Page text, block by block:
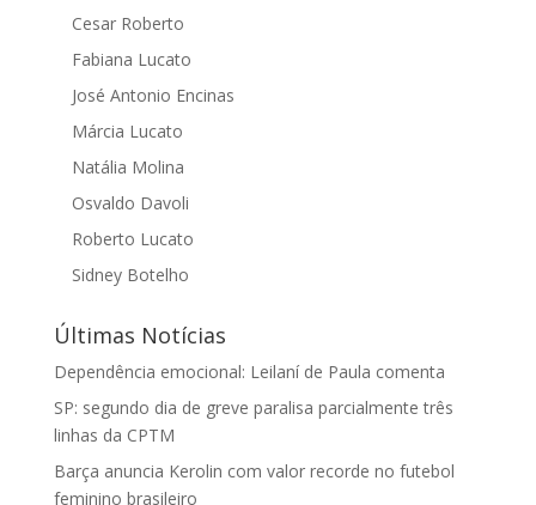
Cesar Roberto
Fabiana Lucato
José Antonio Encinas
Márcia Lucato
Natália Molina
Osvaldo Davoli
Roberto Lucato
Sidney Botelho
Últimas Notícias
Dependência emocional: Leilaní de Paula comenta
SP: segundo dia de greve paralisa parcialmente três
linhas da CPTM
Barça anuncia Kerolin com valor recorde no futebol
feminino brasileiro